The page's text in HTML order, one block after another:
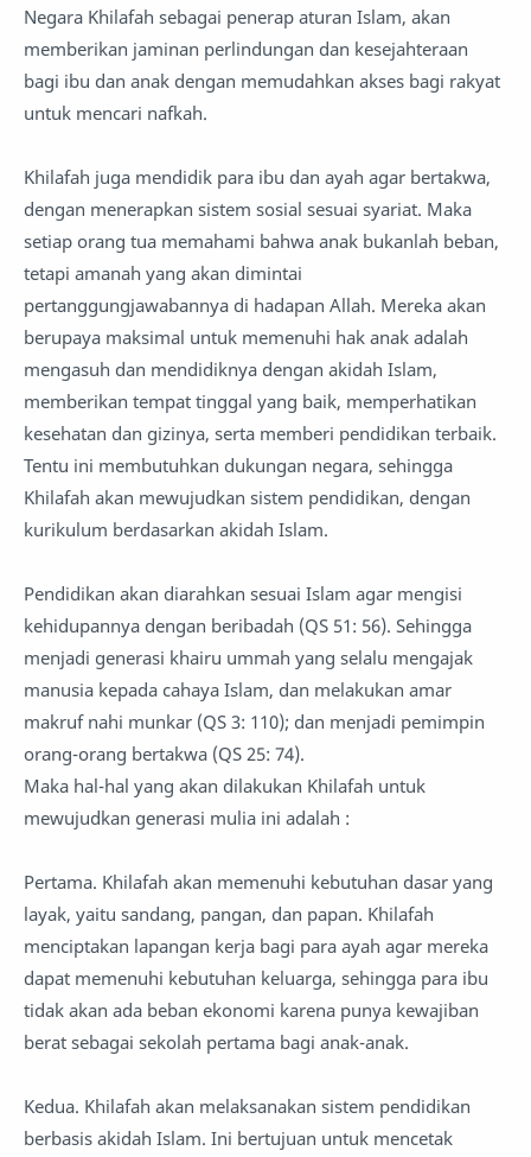
Negara Khilafah sebagai penerap aturan Islam, akan
memberikan jaminan perlindungan dan kesejahteraan
bagi ibu dan anak dengan memudahkan akses bagi rakyat
untuk mencari nafkah.
Khilafah juga mendidik para ibu dan ayah agar bertakwa,
dengan menerapkan sistem sosial sesuai syariat. Maka
setiap orang tua memahami bahwa anak bukanlah beban,
tetapi amanah yang akan dimintai
pertanggungjawabannya di hadapan Allah. Mereka akan
berupaya maksimal untuk memenuhi hak anak adalah
mengasuh dan mendidiknya dengan akidah Islam,
memberikan tempat tinggal yang baik, memperhatikan
kesehatan dan gizinya, serta memberi pendidikan terbaik.
Tentu ini membutuhkan dukungan negara, sehingga
Khilafah akan mewujudkan sistem pendidikan, dengan
kurikulum berdasarkan akidah Islam.
Pendidikan akan diarahkan sesuai Islam agar mengisi
kehidupannya dengan beribadah (QS 51: 56). Sehingga
menjadi generasi khairu ummah yang selalu mengajak
manusia kepada cahaya Islam, dan melakukan amar
makruf nahi munkar (QS 3: 110); dan menjadi pemimpin
orang-orang bertakwa (QS 25: 74).
Maka hal-hal yang akan dilakukan Khilafah untuk
mewujudkan generasi mulia ini adalah :
Pertama. Khilafah akan memenuhi kebutuhan dasar yang
layak, yaitu sandang, pangan, dan papan. Khilafah
menciptakan lapangan kerja bagi para ayah agar mereka
dapat memenuhi kebutuhan keluarga, sehingga para ibu
tidak akan ada beban ekonomi karena punya kewajiban
berat sebagai sekolah pertama bagi anak-anak.
Kedua. Khilafah akan melaksanakan sistem pendidikan
berbasis akidah Islam. Ini bertujuan untuk mencetak